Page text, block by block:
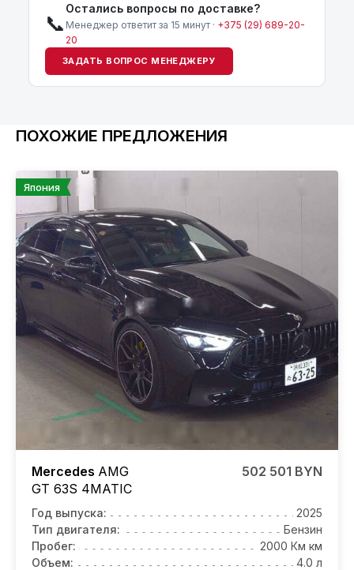
📞
Остались вопросы по доставке?
Менеджер ответит за 15 минут · +375 (29) 689-20-
20
ЗАДАТЬ ВОПРОС МЕНЕДЖЕРУ
ПОХОЖИЕ ПРЕДЛОЖЕНИЯ
Япония
Mercedes AMG
GT 63S 4MATIC
502 501 BYN
Год выпуска:
2025
Тип двигателя:
Бензин
Пробег:
2000 Км км
Объем:
4.0 л